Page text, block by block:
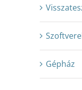
Gépház